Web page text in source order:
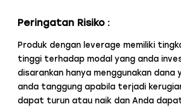
Peringatan Risiko :
Produk dengan leverage memiliki
tinggi terhadap modal yang anda
disarankan hanya menggunakan dana
anda tanggung apabila terjadi
dapat turun atau naik dan Anda